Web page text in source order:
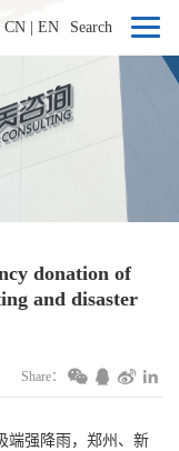
CN EN Search
donation of
and disaster
Share：
端强降雨，郑州、新